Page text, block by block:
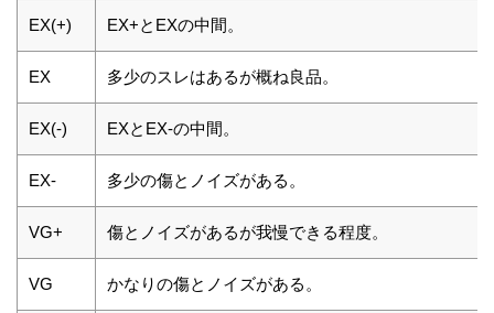
EX(+) EX+とEXの中間。
EX 多少のスレはあるが概ね良品。
EX(-) EXとEX-の中間。
EX- 多少の傷とノイズがある。
VG+ 傷とノイズがあるが我慢できる程度。
VG かなりの傷とノイズがある。